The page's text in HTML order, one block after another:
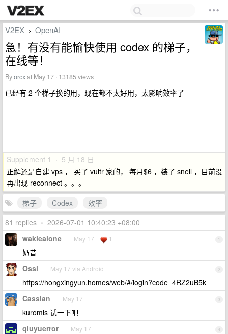
V2EX › OpenAI
急！有没有能愉快使用 codex 的梯子，
在线等！
Byorcxat May 17 · 13185 views
已经有 2 个梯子换的用，现在都不太好用，太影响效率了
Supplement 1 · 5 月 18 日
正解还是自建 vps ， 买了 vultr 家的， 每月$6 ，装了 snell ，目前没
再出现 reconnect 。。。
梯子
Codex
效率
81 replies • 2026-07-01 10:40:23 +08:00
1
waklealone May 17 1
奶昔
2
Ossi May 17 via Android
https://hongxingyun.homes/web/#/login?code=4RZ2uB5k
3
Cassian May 17
kuromis 试一下吧
4
qiuyuerror May 17